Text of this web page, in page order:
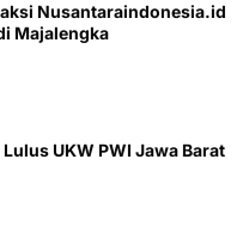
Nusantaraindonesia.id
Majalengka
UKW PWI Jawa Barat